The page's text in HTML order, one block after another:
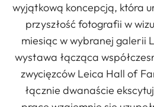
wyjątkową koncepcją, która
przyszłość fotografii w
miesiąc w wybranej galerii
wystawa łącząca
zwycięzców Leica Hall of
łącznie dwanaście